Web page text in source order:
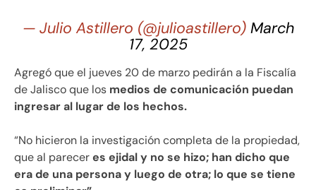
— Julio Astillero (@julioastillero) March
17, 2025
Agregó que el jueves 20 de marzo pedirán a la Fiscalía
de Jalisco que los medios de comunicación puedan
ingresar al lugar de los hechos.
“No hicieron la investigación completa de la propiedad,
que al pareceres ejidal y no se hizo; han dicho que
era de una persona y luego de otra; lo que se tiene